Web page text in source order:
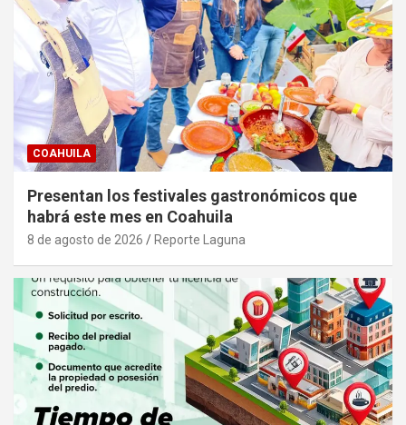
COAHUILA
Presentan los festivales gastronómicos que
habrá este mes en Coahuila
8 de agosto de 2026 Reporte Laguna